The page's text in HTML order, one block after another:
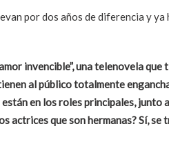
por dos años de diferencia y
invencible”, una telenovela que
al público totalmente
en los roles principales, junto
actrices que son hermanas? Sí, se